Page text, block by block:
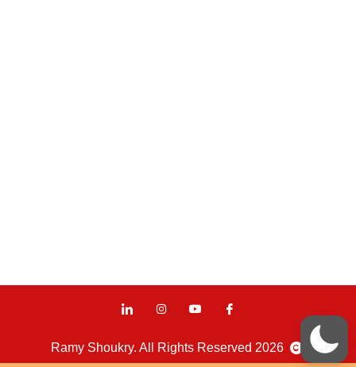
2026 Ramy Shoukry. All Rights Reserved